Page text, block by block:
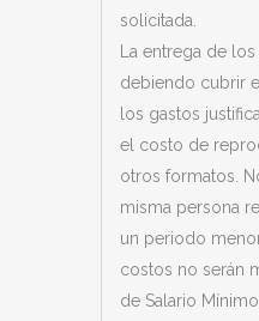
solicitada.
La entrega de
debiendo cubrir
los gastos
el costo de
otros formatos.
misma persona
un periodo
costos no serán
de Salario